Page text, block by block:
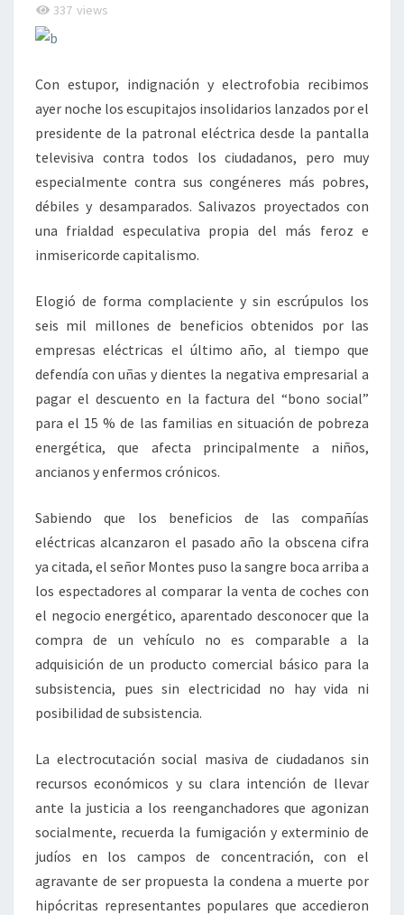
337 views
Con estupor, indignación y electrofobia recibimos
ayer noche los escupitajos insolidarios lanzados por el
presidente de la patronal eléctrica desde la pantalla
televisiva contra todos los ciudadanos, pero muy
especialmente contra sus congéneres más pobres,
débiles y desamparados. Salivazos proyectados con
una frialdad especulativa propia del más feroz e
inmisericorde capitalismo.
Elogió de forma complaciente y sin escrúpulos los
seis mil millones de beneficios obtenidos por las
empresas eléctricas el último año, al tiempo que
defendía con uñas y dientes la negativa empresarial a
pagar el descuento en la factura del “bono social”
para el 15 % de las familias en situación de pobreza
energética, que afecta principalmente a niños,
ancianos y enfermos crónicos.
Sabiendo que los beneficios de las compañías
eléctricas alcanzaron el pasado año la obscena cifra
ya citada, el señor Montes puso la sangre boca arriba a
los espectadores al comparar la venta de coches con
el negocio energético, aparentado desconocer que la
compra de un vehículo no es comparable a la
adquisición de un producto comercial básico para la
subsistencia, pues sin electricidad no hay vida ni
posibilidad de subsistencia.
La electrocutación social masiva de ciudadanos sin
recursos económicos y su clara intención de llevar
ante la justicia a los reenganchadores que agonizan
socialmente, recuerda la fumigación y exterminio de
judíos en los campos de concentración, con el
agravante de ser propuesta la condena a muerte por
hipócritas representantes populares que accedieron